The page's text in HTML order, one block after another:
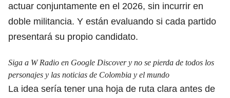
actuar conjuntamente en el 2026, sin incurrir en
doble militancia. Y están evaluando si cada partido
presentará su propio candidato.
Siga a W Radio en Google Discover y no se pierda de todos los
personajes y las noticias de Colombia y el mundo
La idea sería tener una hoja de ruta clara antes de